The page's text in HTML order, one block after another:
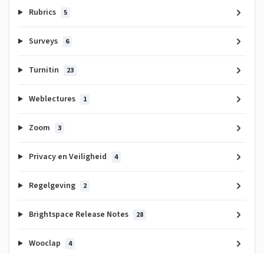
Rubrics 5
Surveys 6
Turnitin 23
Weblectures 1
Zoom 3
Privacy en Veiligheid 4
Regelgeving 2
Brightspace Release Notes 28
Wooclap 4